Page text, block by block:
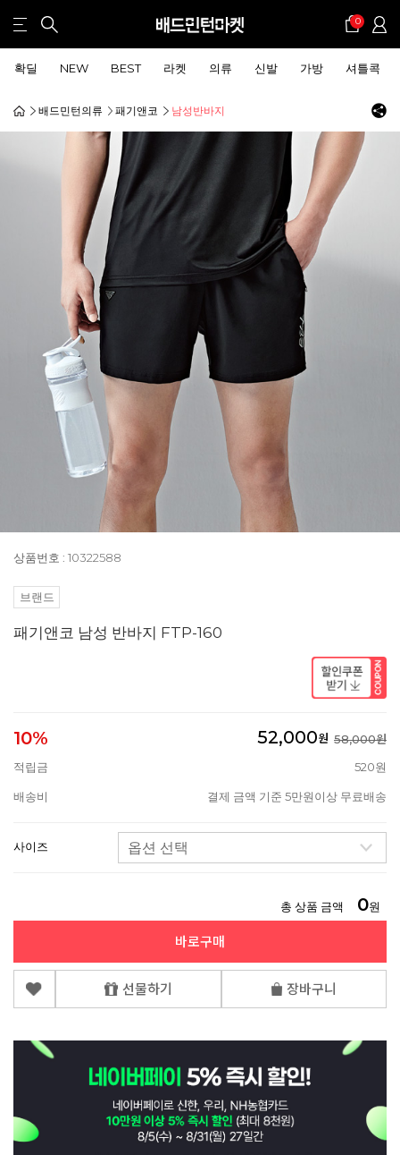
0
확딜 NEW BEST 라켓 의류 신발 가방 셔틀콕
배드민턴의류 패기앤코 남성반바지
상품번호 : 10322588
브랜드
패기앤코 남성 반바지 FTP-160
10% 52,000원 58,000원
적립금
520원
배송비 결제 금액 기준 5만원이상 무료배송
사이즈
총 상품 금액 0원
바로구매
선물하기 장바구니